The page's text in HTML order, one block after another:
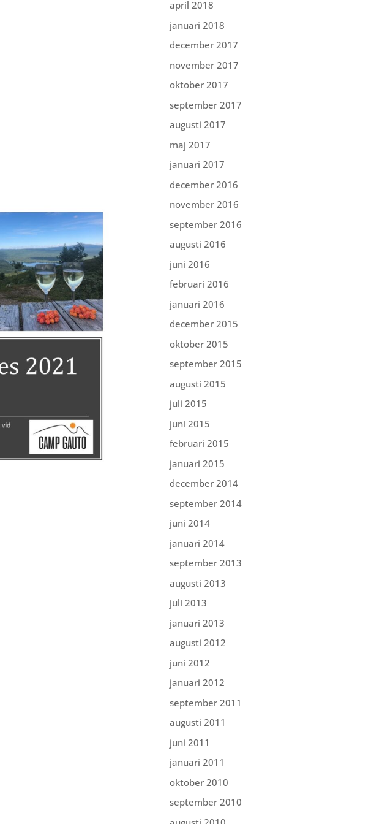
april 2018
januari 2018
december 2017
november 2017
oktober 2017
september 2017
augusti 2017
maj 2017
januari 2017
december 2016
november 2016
september 2016
augusti 2016
juni 2016
februari 2016
januari 2016
december 2015
oktober 2015
september 2015
augusti 2015
juli 2015
juni 2015
februari 2015
januari 2015
december 2014
september 2014
juni 2014
januari 2014
september 2013
augusti 2013
juli 2013
januari 2013
augusti 2012
juni 2012
januari 2012
september 2011
augusti 2011
juni 2011
januari 2011
oktober 2010
september 2010